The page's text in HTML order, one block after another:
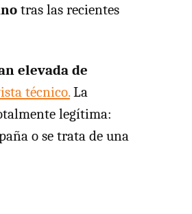
tras las recientes
elevada de
técnico.La
legítima:
o se trata de una